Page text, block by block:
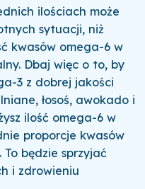
ilościach może
sytuacji, niż
kwasów omega-6 w
Dbaj więc o to, by
3 z dobrej jakości
łosoś, awokado i
ilość omega-6 w
proporcje kwasów
To będzie sprzyjać
i zdrowieniu